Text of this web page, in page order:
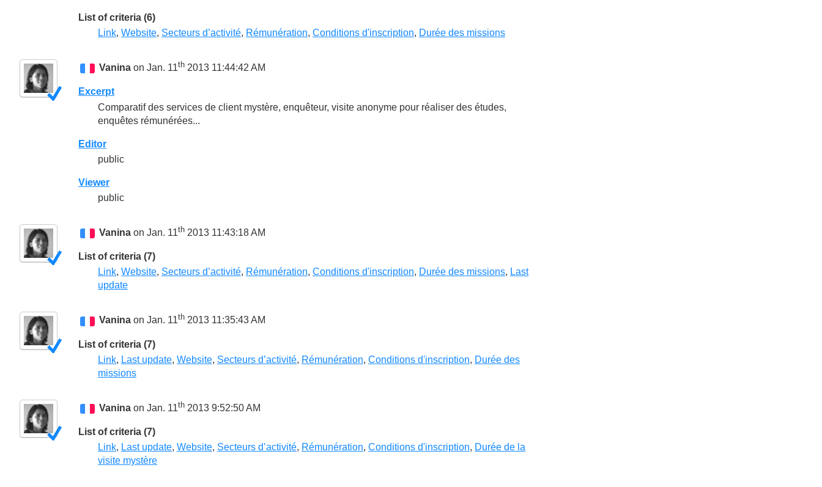
List of criteria (6)
Link, Website, Secteurs d’activité, Rémunération, Conditions d'inscription, Durée des missions
Vanina on Jan. 11th 2013 11:44:42 AM
Excerpt
Comparatif des services de client mystère, enquêteur, visite anonyme pour réaliser des études,
enquêtes rémunérées...
Editor
public
Viewer
public
Vanina on Jan. 11th 2013 11:43:18 AM
List of criteria (7)
Link, Website, Secteurs d’activité, Rémunération, Conditions d'inscription, Durée des missions, Last
update
Vanina on Jan. 11th 2013 11:35:43 AM
List of criteria (7)
Link, Last update, Website, Secteurs d’activité, Rémunération, Conditions d'inscription, Durée des
missions
Vanina on Jan. 11th 2013 9:52:50 AM
List of criteria (7)
Link, Last update, Website, Secteurs d’activité, Rémunération, Conditions d'inscription, Durée de la
visite mystère